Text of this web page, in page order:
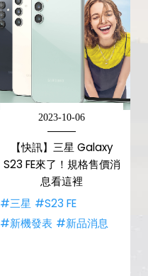
2023-10-06
【快訊】三星 Galaxy
S23 FE來了！規格售價消
息看這裡
#三星 #S23 FE
#新機發表 #新品消息